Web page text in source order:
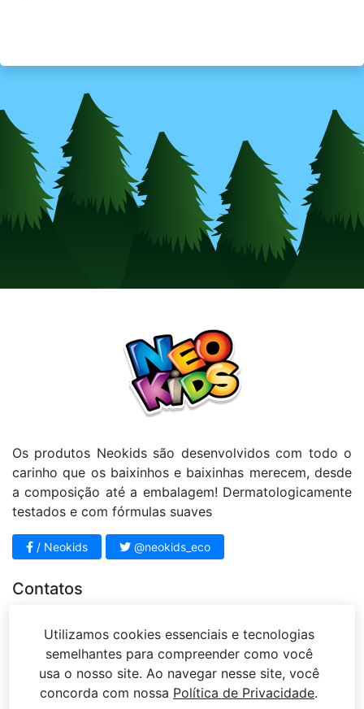
Os produtos Neokids são desenvolvidos com todo o
carinho que os baixinhos e baixinhas merecem, desde
a composição até a embalagem! Dermatologicamente
testados e com fórmulas suaves
/ Neokids @neokids_eco
Contatos
sac@mariahbeleza.com.br
Rua Sena Madureira, 63 – Jardim Vista Alegre –
Campo Limpo Paulista – SP
Utilizamos cookies essenciais e tecnologias
semelhantes para compreender como você
usa o nosso site. Ao navegar nesse site, você
concorda com nossa Política de Privacidade.